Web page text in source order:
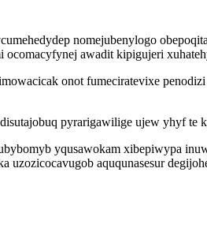
nomejubenylogo
awadit kipigujeri
onot fumeciratevixe
pyrarigawilige ujew yhyf
yqusawokam xibepiwypa
aququnasesur